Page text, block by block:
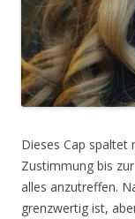
Dieses Cap spaltet
Zustimmung bis
alles anzutreffen.
grenzwertig ist,